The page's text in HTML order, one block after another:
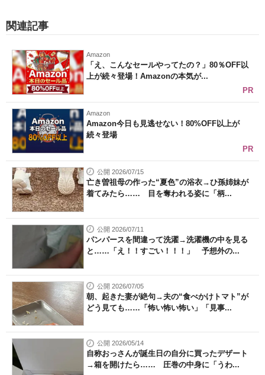
関連記事
Amazon
「え、こんなセールやってたの？」80％OFF以
上が続々登場！Amazonの本気が...
PR
Amazon
Amazon今日も見逃せない！80%OFF以上が
続々登場
PR
公開 2026/07/15
亡き曽祖母の作った“夏色”の浴衣→ひ孫姉妹が
着てみたら…… 目を奪われる姿に「柄...
公開 2026/07/11
パンパースを間違って洗濯→洗濯機の中を見る
と……「え！！すごい！！！」 予想外の...
公開 2026/07/05
朝、起きた妻が絶句→夫の“食べかけトマト”が
どう見ても……「怖い怖い怖い」「見事...
公開 2026/05/14
自称おっさんが誕生日の自分に買ったデザート
→箱を開けたら…… 圧巻の中身に「うわ...